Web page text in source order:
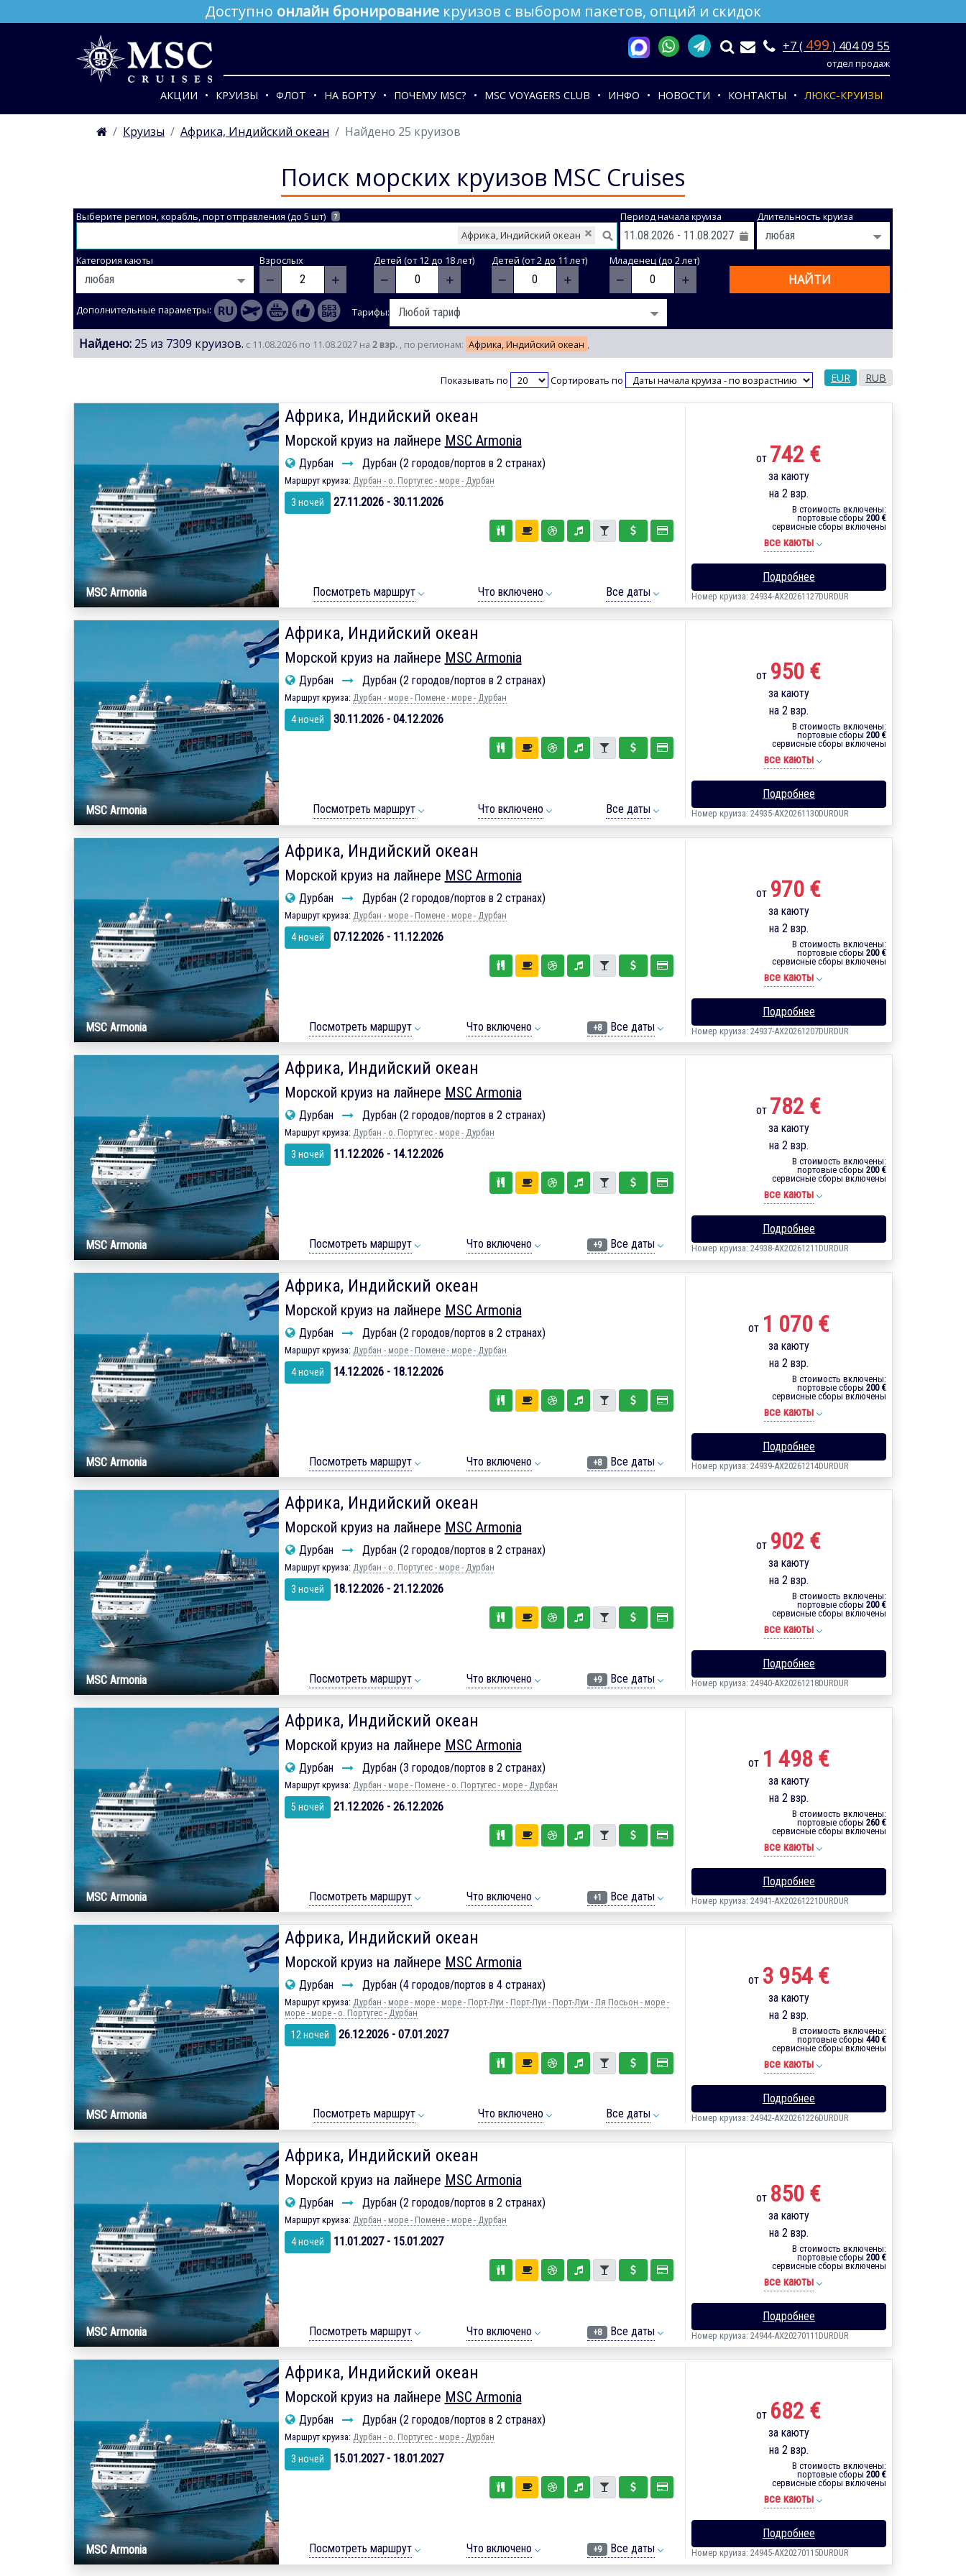
Доступно онлайн бронирование круизов с выбором пакетов, опций и скидок
+7 ( 499 ) 404 09 55
отдел продаж
АКЦИИ КРУИЗЫ ФЛОТ НА БОРТУ ПОЧЕМУ MSC? MSC VOYAGERS CLUB ИНФО НОВОСТИ КОНТАКТЫ ЛЮКС-КРУИЗЫ
Круизы Африка, Индийский океан Найдено 25 круизов
Поиск морских круизов MSC Cruises
Выберите регион, корабль, порт отправления (до 5 шт) ?
Африка, Индийский океан
Период начала круиза Длительность круиза
Категория каюты Взрослых
− +
Детей (от 12 до 18 лет)
− +
Детей (от 2 до 11 лет)
− +
Младенец (до 2 лет)
− + НАЙТИ
Дополнительные параметры: Тарифы:
Найдено: 25 из 7309 круизов. с 11.08.2026 по 11.08.2027 на 2 взр. , по регионам: Африка, Индийский океан ,
Показывать по Сортировать по EUR RUB
MSC Armonia
Африка, Индийский океан
Морской круиз на лайнере MSC Armonia
Дурбан Дурбан (2 городов/портов в 2 странах)
Маршрут круиза: Дурбан - о. Португес - море - Дурбан
3 ночей 27.11.2026 - 30.11.2026
Посмотреть маршрут Что включено Все даты
от 742 €
за каюту
на 2 взр.
В стоимость включены:
портовые сборы 200 €
сервисные сборы включены
все каюты
Подробнее
Номер круиза: 24934-AX20261127DURDUR
MSC Armonia
Африка, Индийский океан
Морской круиз на лайнере MSC Armonia
Дурбан Дурбан (2 городов/портов в 2 странах)
Маршрут круиза: Дурбан - море - Помене - море - Дурбан
4 ночей 30.11.2026 - 04.12.2026
Посмотреть маршрут Что включено Все даты
от 950 €
за каюту
на 2 взр.
В стоимость включены:
портовые сборы 200 €
сервисные сборы включены
все каюты
Подробнее
Номер круиза: 24935-AX20261130DURDUR
MSC Armonia
Африка, Индийский океан
Морской круиз на лайнере MSC Armonia
Дурбан Дурбан (2 городов/портов в 2 странах)
Маршрут круиза: Дурбан - море - Помене - море - Дурбан
4 ночей 07.12.2026 - 11.12.2026
Посмотреть маршрут Что включено +8 Все даты
от 970 €
за каюту
на 2 взр.
В стоимость включены:
портовые сборы 200 €
сервисные сборы включены
все каюты
Подробнее
Номер круиза: 24937-AX20261207DURDUR
MSC Armonia
Африка, Индийский океан
Морской круиз на лайнере MSC Armonia
Дурбан Дурбан (2 городов/портов в 2 странах)
Маршрут круиза: Дурбан - о. Португес - море - Дурбан
3 ночей 11.12.2026 - 14.12.2026
Посмотреть маршрут Что включено +9 Все даты
от 782 €
за каюту
на 2 взр.
В стоимость включены:
портовые сборы 200 €
сервисные сборы включены
все каюты
Подробнее
Номер круиза: 24938-AX20261211DURDUR
MSC Armonia
Африка, Индийский океан
Морской круиз на лайнере MSC Armonia
Дурбан Дурбан (2 городов/портов в 2 странах)
Маршрут круиза: Дурбан - море - Помене - море - Дурбан
4 ночей 14.12.2026 - 18.12.2026
Посмотреть маршрут Что включено +8 Все даты
от 1 070 €
за каюту
на 2 взр.
В стоимость включены:
портовые сборы 200 €
сервисные сборы включены
все каюты
Подробнее
Номер круиза: 24939-AX20261214DURDUR
MSC Armonia
Африка, Индийский океан
Морской круиз на лайнере MSC Armonia
Дурбан Дурбан (2 городов/портов в 2 странах)
Маршрут круиза: Дурбан - о. Португес - море - Дурбан
3 ночей 18.12.2026 - 21.12.2026
Посмотреть маршрут Что включено +9 Все даты
от 902 €
за каюту
на 2 взр.
В стоимость включены:
портовые сборы 200 €
сервисные сборы включены
все каюты
Подробнее
Номер круиза: 24940-AX20261218DURDUR
MSC Armonia
Африка, Индийский океан
Морской круиз на лайнере MSC Armonia
Дурбан Дурбан (3 городов/портов в 2 странах)
Маршрут круиза: Дурбан - море - Помене - о. Португес - море - Дурбан
5 ночей 21.12.2026 - 26.12.2026
Посмотреть маршрут Что включено +1 Все даты
от 1 498 €
за каюту
на 2 взр.
В стоимость включены:
портовые сборы 260 €
сервисные сборы включены
все каюты
Подробнее
Номер круиза: 24941-AX20261221DURDUR
MSC Armonia
Африка, Индийский океан
Морской круиз на лайнере MSC Armonia
Дурбан Дурбан (4 городов/портов в 4 странах)
Маршрут круиза: Дурбан - море - море - море - Порт-Луи - Порт-Луи - Порт-Луи - Ля Посьон - море -
море - море - о. Португес - Дурбан
12 ночей 26.12.2026 - 07.01.2027
Посмотреть маршрут Что включено Все даты
от 3 954 €
за каюту
на 2 взр.
В стоимость включены:
портовые сборы 440 €
сервисные сборы включены
все каюты
Подробнее
Номер круиза: 24942-AX20261226DURDUR
MSC Armonia
Африка, Индийский океан
Морской круиз на лайнере MSC Armonia
Дурбан Дурбан (2 городов/портов в 2 странах)
Маршрут круиза: Дурбан - море - Помене - море - Дурбан
4 ночей 11.01.2027 - 15.01.2027
Посмотреть маршрут Что включено +8 Все даты
от 850 €
за каюту
на 2 взр.
В стоимость включены:
портовые сборы 200 €
сервисные сборы включены
все каюты
Подробнее
Номер круиза: 24944-AX20270111DURDUR
MSC Armonia
Африка, Индийский океан
Морской круиз на лайнере MSC Armonia
Дурбан Дурбан (2 городов/портов в 2 странах)
Маршрут круиза: Дурбан - о. Португес - море - Дурбан
3 ночей 15.01.2027 - 18.01.2027
Посмотреть маршрут Что включено +9 Все даты
от 682 €
за каюту
на 2 взр.
В стоимость включены:
портовые сборы 200 €
сервисные сборы включены
все каюты
Подробнее
Номер круиза: 24945-AX20270115DURDUR